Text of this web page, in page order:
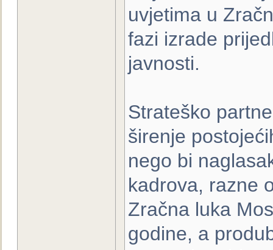
uvjetima u
fazi izrade
javnosti.
Strateško
širenje
nego bi
kadrova, razne
Zračna luka
godine, a